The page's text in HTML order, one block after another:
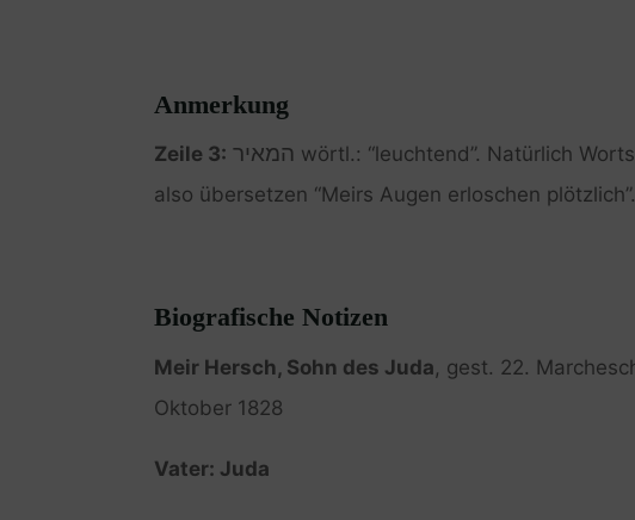
Anmerkung
Zeile 3: המאיר wörtl.: “leuchtend”. Natürlich
also übersetzen “Meirs Augen erloschen plötzlich”.
Biografische Notizen
Meir Hersch, Sohn des Juda, gest. 22.
Oktober 1828
Vater: Juda